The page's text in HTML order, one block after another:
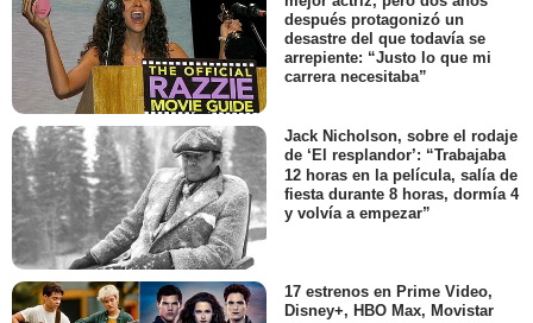
después protagonizó un
desastre del que todavía se
arrepiente: “Justo lo que mi
carrera necesitaba”
Jack Nicholson, sobre el rodaje
de ‘El resplandor’: “Trabajaba
12 horas en la película, salía de
fiesta durante 8 horas, dormía 4
y volvía a empezar”
17 estrenos en Prime Video,
Disney+, HBO Max, Movistar